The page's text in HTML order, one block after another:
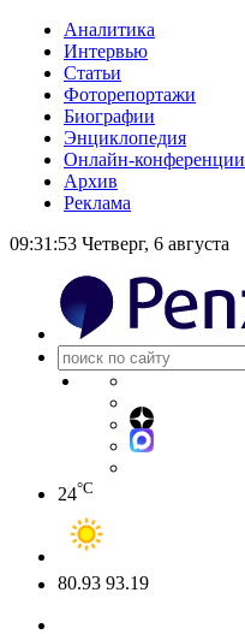
Аналитика
Интервью
Статьи
Фоторепортажи
Биографии
Энциклопедия
Онлайн-конференции
Архив
Реклама
09:31:53 Четверг, 6 августа
24°C
80.93 93.19